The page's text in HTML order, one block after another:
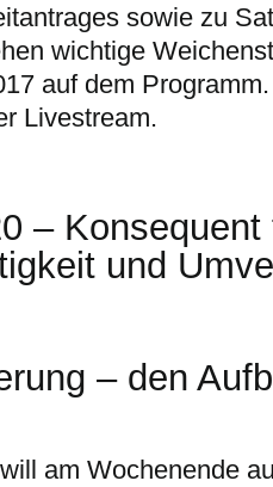
sowie zu
wichtige
auf dem
Livestream.
–
und
– den
am Wochenende